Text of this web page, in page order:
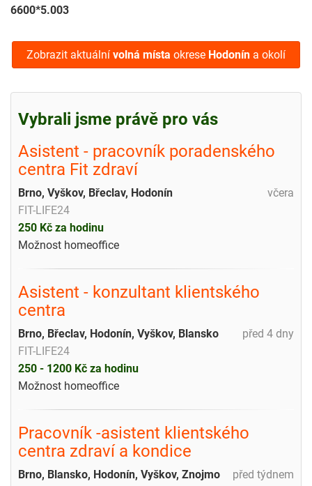
6600*5.003
Zobrazit aktuální volná místa okrese Hodonín a okolí
Vybrali jsme právě pro vás
Asistent - pracovník poradenského
centra Fit zdraví
včera
Brno, Vyškov, Břeclav, Hodonín
FIT-LIFE24
250 Kč za hodinu
Možnost homeoffice
Asistent - konzultant klientského
centra
před 4 dny
Brno, Břeclav, Hodonín, Vyškov, Blansko
FIT-LIFE24
250 - 1200 Kč za hodinu
Možnost homeoffice
Pracovník -asistent klientského
centra zdraví a kondice
před týdnem
Brno, Blansko, Hodonín, Vyškov, Znojmo